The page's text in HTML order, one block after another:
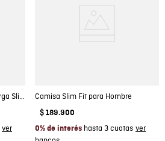
Camisa de Hombre Manga Larga Slim Fit Pato Bordado Tela Oxford en Algodón Camisa Slim Fit para Hombre
$ 189.900
0% de interés hasta 3 cuotas